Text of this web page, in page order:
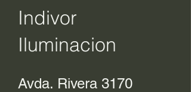
Indivor
Iluminacion
Avda. Rivera 3170